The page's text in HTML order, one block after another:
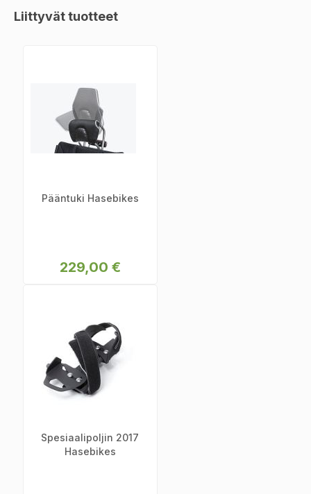
Liittyvät tuotteet
Pääntuki Hasebikes
229,00 €
Spesiaalipoljin 2017
Hasebikes